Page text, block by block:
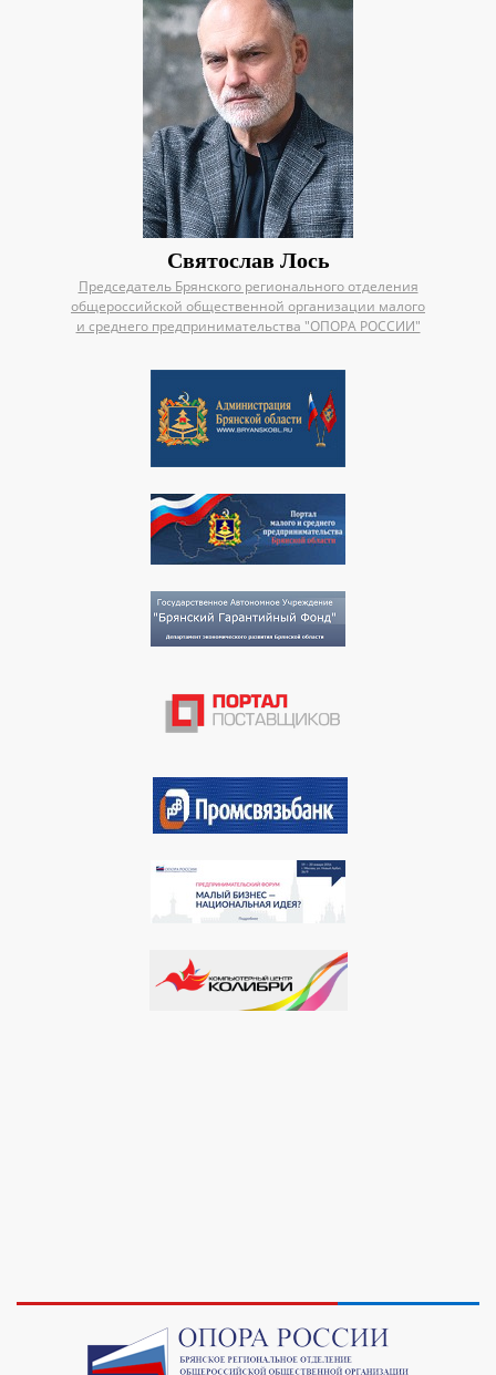
Святослав Лось
Председатель Брянского регионального отделения
общероссийской общественной организации малого
и среднего предпринимательства "ОПОРА РОССИИ"